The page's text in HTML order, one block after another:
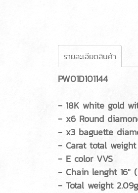
รายละเอียดสินค้า
PW01D101144
- 18K white gold
- x6 Round
- x3 baguette
- Carat total weight
- E color VVS
- Chain lenght 16"
- Total weight 2.09g